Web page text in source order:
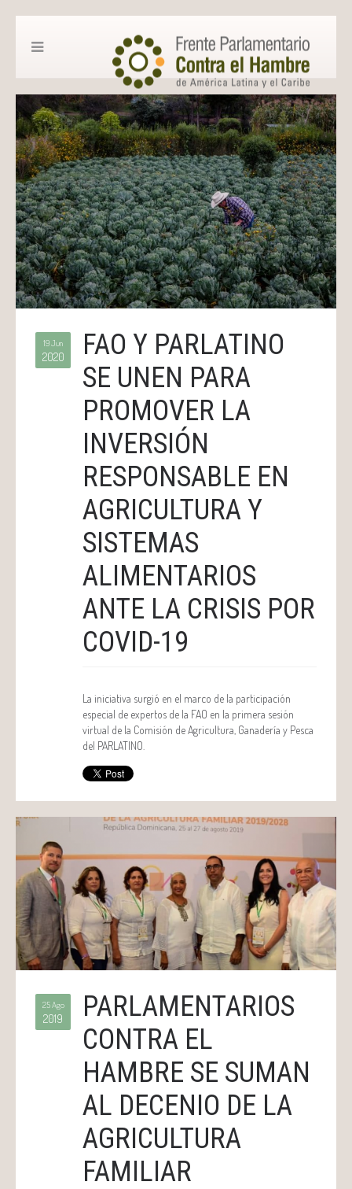
19 Jun
2020
FAO Y PARLATINO
SE UNEN PARA
PROMOVER LA
INVERSIÓN
RESPONSABLE EN
AGRICULTURA Y
SISTEMAS
ALIMENTARIOS
ANTE LA CRISIS POR
COVID-19
La iniciativa surgió en el marco de la participación
especial de expertos de la FAO en la primera sesión
virtual de la Comisión de Agricultura, Ganadería y Pesca
del PARLATINO.
25 Ago
2019
PARLAMENTARIOS
CONTRA EL
HAMBRE SE SUMAN
AL DECENIO DE LA
AGRICULTURA
FAMILIAR